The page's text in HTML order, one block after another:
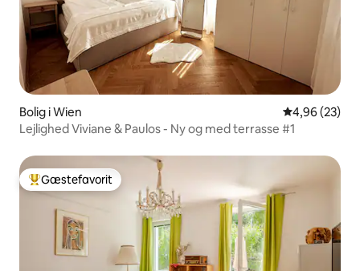
Bolig i Wien 4,96 ud af 5 i
4,96 (23)
Lejlighed Viviane & Paulos - Ny og med terrasse #1
Bedste gæstefavorit
Gæstefavorit